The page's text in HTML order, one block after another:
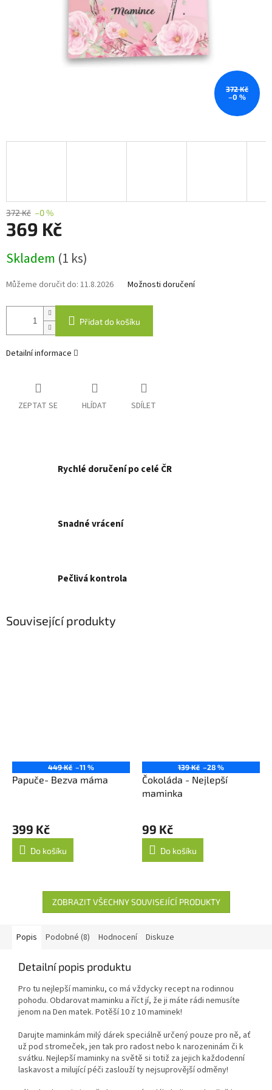
372 Kč
–0 %
372 Kč –0 %
369 Kč
cena:
Skladem (1 ks)
Můžeme doručit do: 11.8.2026 Možnosti doručení
Přidat do košíku
Detailní informace
ZEPTAT SE HLÍDAT SDÍLET
Rychlé doručení po celé ČR
Snadné vrácení
Pečlivá kontrola
Související produkty
449 Kč –11 %
Papuče- Bezva máma
399 Kč
Do košíku
139 Kč –28 %
Čokoláda - Nejlepší
maminka
99 Kč
Do košíku
ZOBRAZIT VŠECHNY SOUVISEJÍCÍ PRODUKTY
Popis Podobné (8) Hodnocení Diskuze
Detailní popis produktu
Pro tu nejlepší maminku, co má vždycky recept na rodinnou
pohodu. Obdarovat maminku a říct jí, že ji máte rádi nemusíte
jenom na Den matek. Potěší 10 z 10 maminek!
Darujte maminkám milý dárek speciálně určený pouze pro ně, ať
už pod stromeček, jen tak pro radost nebo k narozeninám či k
svátku. Nejlepší maminky na světě si totiž za jejich každodenní
laskavost a milující péči zaslouží ty nejsuprovější odměny!